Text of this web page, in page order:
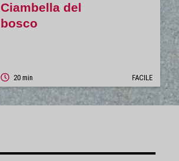
Ciambella del
bosco
20 min FACILE